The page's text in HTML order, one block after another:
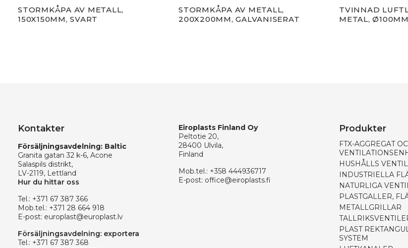
STORMKÅPA AV METALL,
150X150MM, SVART
STORMKÅPA AV METALL,
200X200MM, GALVANISERAT
TVINNAD
METAL,
Kontakter
Försäljningsavdelning: Baltic
Granita gatan 32 k-6, Acone
Salaspils distrikt,
LV-2119, Lettland
Hur du hittar oss
Tel.: +371 67 387 366
Mob.tel.: +371 28 664 918
E-post: europlast@europlast.lv
Försäljningsavdelning: exportera
Tel.: +371 67 387 368
Eiroplasts Finland Oy
Peltotie 20,
28400 Ulvila,
Finland
Mob.tel.: +358 444936717
E-post: office@eiroplasts.fi
Produkter
FTX-AGGREGAT
HUSHÅLLS
INDUSTRIELLA
NATURLIGA
PLASTGALLER,
METALLGRILLAR
PLAST
SYSTEM